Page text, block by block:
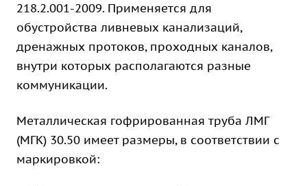
218.2.001-2009. Применяется для
обустройства ливневых канализаций,
дренажных протоков, проходных каналов,
внутри которых располагаются разные
коммуникации.
Металлическая гофрированная труба ЛМГ
(МГК) 30.50 имеет размеры, в соответствии с
маркировкой: